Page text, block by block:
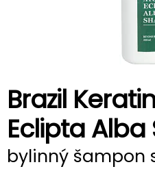
Brazil
Eclipta
bylinný šampon